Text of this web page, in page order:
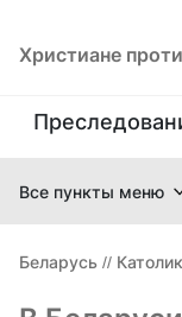
Христиане
Все пункты меню
Беларусь //